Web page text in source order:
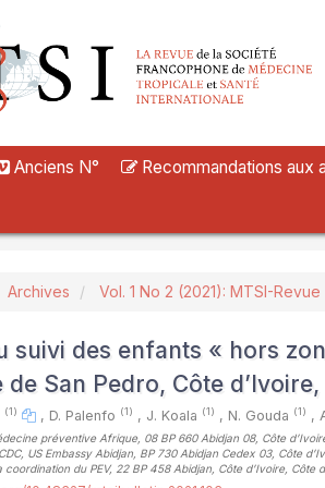
Anciens N° Recommandations aux
Archives Vol. 1 No 2 (2021): MTSI-Revue
suivi des enfants « hors
de San Pedro, Côte d’Ivoire,
(1) , D. Palenfo (1) , J. Koala (1) , N. Gouda (1) ,
préventive Afrique, 08 BP 660 Abidjan 08, Côte
US Embassy Abidjan, BP 730 Abidjan Cedex 03, Côte
coordination du PEV, 22 BP 458 Abidjan, Côte d’Ivoire, Côte